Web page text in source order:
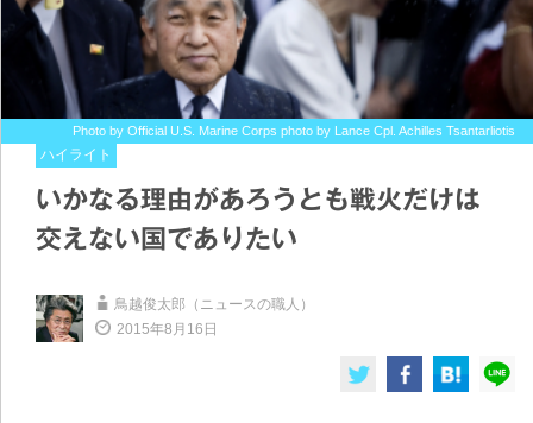
Photo by Official U.S. Marine Corps photo by Lance Cpl. Achilles Tsantarliotis
ハイライト
いかなる理由があろうとも戦火だけは
交えない国でありたい
鳥越俊太郎（ニュースの職人）
2015年8月16日